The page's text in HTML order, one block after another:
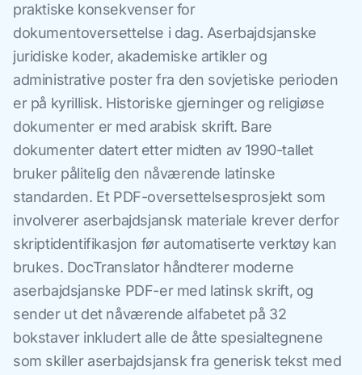
praktiske konsekvenser for
dokumentoversettelse i dag. Aserbajdsjanske
juridiske koder, akademiske artikler og
administrative poster fra den sovjetiske perioden
er på kyrillisk. Historiske gjerninger og religiøse
dokumenter er med arabisk skrift. Bare
dokumenter datert etter midten av 1990-tallet
bruker pålitelig den nåværende latinske
standarden. Et PDF-oversettelsesprosjekt som
involverer aserbajdsjansk materiale krever derfor
skriptidentifikasjon før automatiserte verktøy kan
brukes. DocTranslator håndterer moderne
aserbajdsjanske PDF-er med latinsk skrift, og
sender ut det nåværende alfabetet på 32
bokstaver inkludert alle de åtte spesialtegnene
som skiller aserbajdsjansk fra generisk tekst med